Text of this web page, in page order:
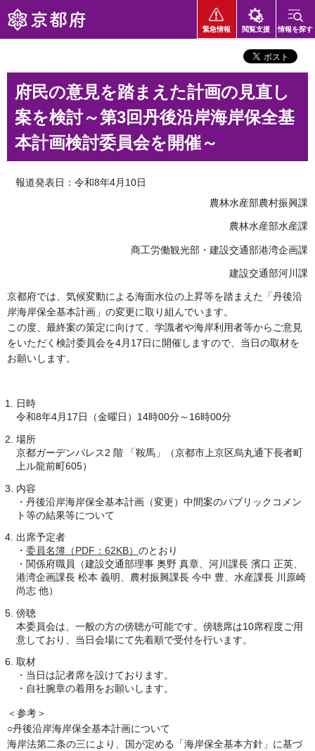
京都府
緊急情報 閲覧支援 情報を探す
府民の意見を踏まえた計画の見直し
案を検討～第3回丹後沿岸海岸保全基
本計画検討委員会を開催～
報道発表日：令和8年4月10日
農林水産部農村振興課
農林水産部水産課
商工労働観光部・建設交通部港湾企画課
建設交通部河川課
京都府では、気候変動による海面水位の上昇等を踏まえた「丹後沿
岸海岸保全基本計画」の変更に取り組んでいます。
この度、最終案の策定に向けて、学識者や海岸利用者等からご意見
をいただく検討委員会を4月17日に開催しますので、当日の取材を
お願いします。
日時
令和8年4月17日（金曜日）14時00分～16時00分
場所
京都ガーデンパレス2 階 「鞍馬」（京都市上京区烏丸通下長者町
上ル龍前町605）
内容
・丹後沿岸海岸保全基本計画（変更）中間案のパブリックコメン
ト等の結果等について
出席予定者
・ 委員名簿（PDF：62KB） のとおり
・関係府職員（建設交通部理事 奥野 真章、河川課長 濱口 正英、
港湾企画課長 松本 義明、農村振興課長 今中 豊、水産課長 川原崎
尚志 他）
傍聴
本委員会は、一般の方の傍聴が可能です。傍聴席は10席程度ご用
意しており、当日会場にて先着順で受付を行います。
取材
・当日は記者席を設けております。
・自社腕章の着用をお願いします。
＜参考＞
○丹後沿岸海岸保全基本計画について
海岸法第二条の三により、国が定める「海岸保全基本方針」に基づ